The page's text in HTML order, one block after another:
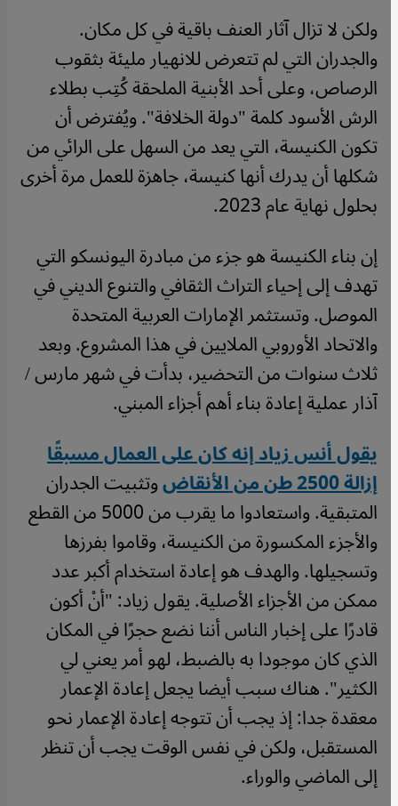
ولكن لا تزال آثار العنف باقية في كل مكان.
والجدران التي لم تتعرض للانهيار مليئة بثقوب
الرصاص، وعلى أحد الأبنية الملحقة كُتِب بطلاء
الرش الأسود كلمة "دولة الخلافة". ويُفترض أن
تكون الكنيسة، التي يعد من السهل على الرائي من
شكلها أن يدرك أنها كنيسة، جاهزة للعمل مرة أخرى
بحلول نهاية عام 2023.
إن بناء الكنيسة هو جزء من مبادرة اليونسكو التي
تهدف إلى إحياء التراث الثقافي والتنوع الديني في
الموصل. وتستثمر الإمارات العربية المتحدة
والاتحاد الأوروبي الملايين في هذا المشروع. وبعد
ثلاث سنوات من التحضير، بدأت في شهر مارس /
آذار عملية إعادة بناء أهم أجزاء المبني.
يقول أنس زياد إنه كان على العمال مسبقًا
إزالة 2500 طن من الأنقاض وتثبيت الجدران
المتبقية. واستعادوا ما يقرب من 5000 من القطع
والأجزء المكسورة من الكنيسة، وقاموا بفرزها
وتسجيلها. والهدف هو إعادة استخدام أكبر عدد
ممكن من الأجزاء الأصلية. يقول زياد: "أنْ أكون
قادرًا على إخبار الناس أننا نضع حجرًا في المكان
الذي كان موجودا به بالضبط، لهو أمر يعني لي
الكثير". هناك سبب أيضا يجعل إعادة الإعمار
معقدة جدا: إذ يجب أن تتوجه إعادة الإعمار نحو
المستقبل، ولكن في نفس الوقت يجب أن تنظر
إلى الماضي والوراء.